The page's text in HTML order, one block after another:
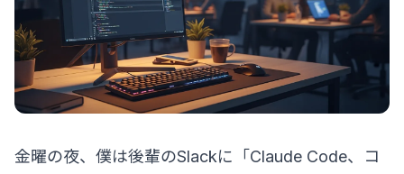
金曜の夜、僕は後輩のSlackに「Claude Code、コ